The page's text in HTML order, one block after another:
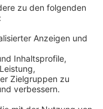
Ob Nachrichten,
Aktionen - wir